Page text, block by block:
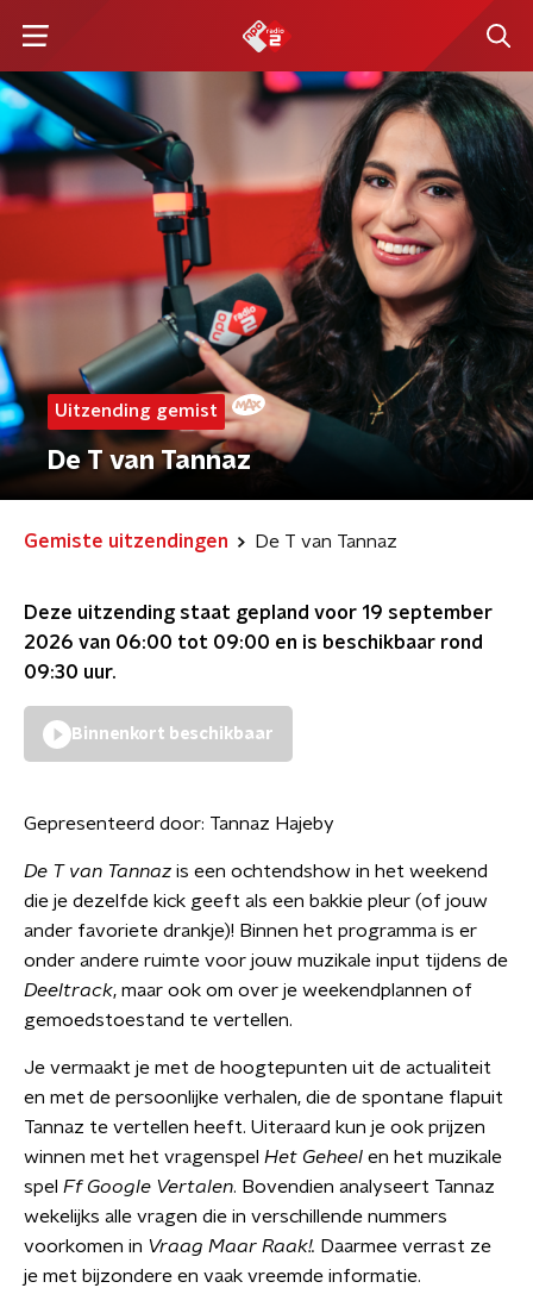
Uitzending gemist
De T van Tannaz
Gemiste uitzendingen De T van Tannaz
Deze uitzending staat gepland voor 19 september
2026 van 06:00 tot 09:00 en is beschikbaar rond
09:30 uur.
Binnenkort beschikbaar
Gepresenteerd door: Tannaz Hajeby
De T van Tannaz is een ochtendshow in het weekend
die je dezelfde kick geeft als een bakkie pleur (of jouw
ander favoriete drankje)! Binnen het programma is er
onder andere ruimte voor jouw muzikale input tijdens de
Deeltrack, maar ook om over je weekendplannen of
gemoedstoestand te vertellen.
Je vermaakt je met de hoogtepunten uit de actualiteit
en met de persoonlijke verhalen, die de spontane flapuit
Tannaz te vertellen heeft. Uiteraard kun je ook prijzen
winnen met het vragenspel Het Geheel en het muzikale
spel Ff Google Vertalen. Bovendien analyseert Tannaz
wekelijks alle vragen die in verschillende nummers
voorkomen in Vraag Maar Raak!. Daarmee verrast ze
je met bijzondere en vaak vreemde informatie.